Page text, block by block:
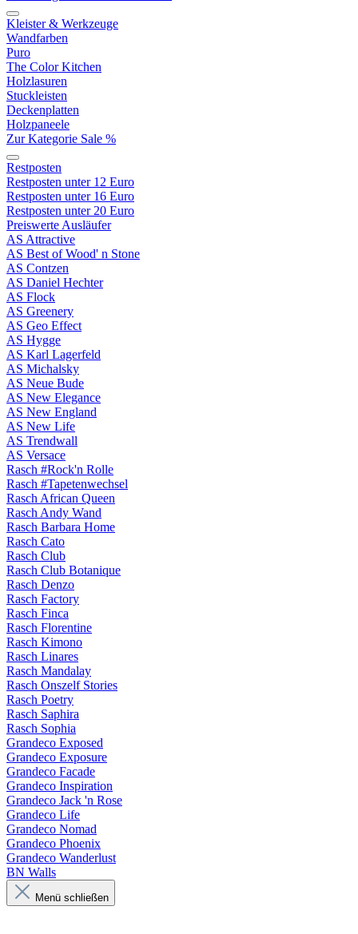
Kleister & Werkzeuge
Wandfarben
Puro
The Color Kitchen
Holzlasuren
Stuckleisten
Deckenplatten
Holzpaneele
Zur Kategorie Sale %
Restposten
Restposten unter 12 Euro
Restposten unter 16 Euro
Restposten unter 20 Euro
Preiswerte Ausläufer
AS Attractive
AS Best of Wood' n Stone
AS Contzen
AS Daniel Hechter
AS Flock
AS Greenery
AS Geo Effect
AS Hygge
AS Karl Lagerfeld
AS Michalsky
AS Neue Bude
AS New Elegance
AS New England
AS New Life
AS Trendwall
AS Versace
Rasch #Rock'n Rolle
Rasch #Tapetenwechsel
Rasch African Queen
Rasch Andy Wand
Rasch Barbara Home
Rasch Cato
Rasch Club
Rasch Club Botanique
Rasch Denzo
Rasch Factory
Rasch Finca
Rasch Florentine
Rasch Kimono
Rasch Linares
Rasch Mandalay
Rasch Onszelf Stories
Rasch Poetry
Rasch Saphira
Rasch Sophia
Grandeco Exposed
Grandeco Exposure
Grandeco Facade
Grandeco Inspiration
Grandeco Jack 'n Rose
Grandeco Life
Grandeco Nomad
Grandeco Phoenix
Grandeco Wanderlust
BN Walls
Menü schließen